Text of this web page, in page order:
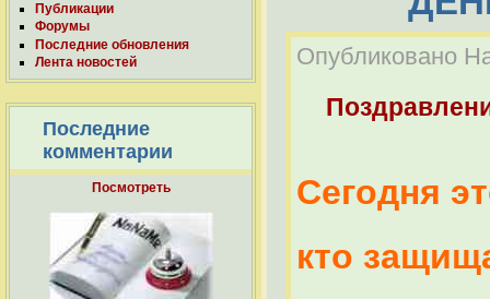
Публикации
Форумы
Последние обновления
Лента новостей
Последние
комментарии
Посмотреть
Опубликовано
Сегодня
кто